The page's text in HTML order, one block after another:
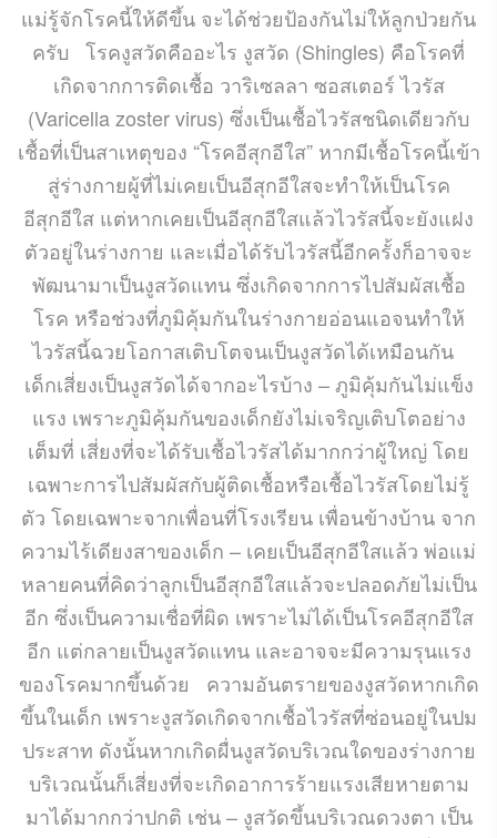
แม่รู้จักโรคนี้ให้ดีขึ้น จะได้ช่วยป้องกันไม่ให้ลูกป่วยกัน
ครับ โรคงูสวัดคืออะไร งูสวัด (Shingles) คือโรคที่
เกิดจากการติดเชื้อ วาริเซลลา ซอสเตอร์ ไวรัส
(Varicella zoster virus) ซึ่งเป็นเชื้อไวรัสชนิดเดียวกับ
เชื้อที่เป็นสาเหตุของ “โรคอีสุกอีใส” หากมีเชื้อโรคนี้เข้า
สู่ร่างกายผู้ที่ไม่เคยเป็นอีสุกอีใสจะทำให้เป็นโรค
อีสุกอีใส แต่หากเคยเป็นอีสุกอีใสแล้วไวรัสนี้จะยังแฝง
ตัวอยู่ในร่างกาย และเมื่อได้รับไวรัสนี้อีกครั้งก็อาจจะ
พัฒนามาเป็นงูสวัดแทน ซึ่งเกิดจากการไปสัมผัสเชื้อ
โรค หรือช่วงที่ภูมิคุ้มกันในร่างกายอ่อนแอจนทำให้
ไวรัสนี้ฉวยโอกาสเติบโตจนเป็นงูสวัดได้เหมือนกัน
เด็กเสี่ยงเป็นงูสวัดได้จากอะไรบ้าง – ภูมิคุ้มกันไม่แข็ง
แรง เพราะภูมิคุ้มกันของเด็กยังไม่เจริญเติบโตอย่าง
เต็มที่ เสี่ยงที่จะได้รับเชื้อไวรัสได้มากกว่าผู้ใหญ่ โดย
เฉพาะการไปสัมผัสกับผู้ติดเชื้อหรือเชื้อไวรัสโดยไม่รู้
ตัว โดยเฉพาะจากเพื่อนที่โรงเรียน เพื่อนข้างบ้าน จาก
ความไร้เดียงสาของเด็ก – เคยเป็นอีสุกอีใสแล้ว พ่อแม่
หลายคนที่คิดว่าลูกเป็นอีสุกอีใสแล้วจะปลอดภัยไม่เป็น
อีก ซึ่งเป็นความเชื่อที่ผิด เพราะไม่ได้เป็นโรคอีสุกอีใส
อีก แต่กลายเป็นงูสวัดแทน และอาจจะมีความรุนแรง
ของโรคมากขึ้นด้วย ความอันตรายของงูสวัดหากเกิด
ขึ้นในเด็ก เพราะงูสวัดเกิดจากเชื้อไวรัสที่ซ่อนอยู่ในปม
ประสาท ดังนั้นหากเกิดผื่นงูสวัดบริเวณใดของร่างกาย
บริเวณนั้นก็เสี่ยงที่จะเกิดอาการร้ายแรงเสียหายตาม
มาได้มากกว่าปกติ เช่น – งูสวัดขึ้นบริเวณดวงตา เป็น